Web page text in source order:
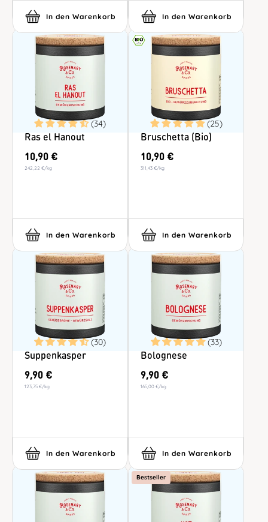
In den Warenkorb In den Warenkorb
(34)
Ras el Hanout
10,90 €
242,22 €/kg
In den Warenkorb
(25)
Bruschetta (Bio)
10,90 €
311,43 €/kg
In den Warenkorb
(30)
Suppenkasper
9,90 €
123,75 €/kg
In den Warenkorb
(33)
Bolognese
9,90 €
165,00 €/kg
In den Warenkorb
Bestseller